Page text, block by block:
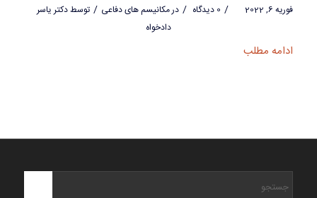
فوریه 6, 2022 / 0 دیدگاه / درمکانیسم های دفاعی / توسطدکتر یاسر
دادخواه
ادامه مطلب